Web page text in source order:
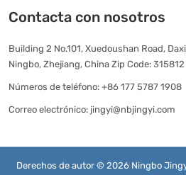
Contacta con nosotros
Building 2 No.101, Xuedoushan Road,
Ningbo, Zhejiang, China Zip Code: 315812
Números de teléfono: +86 177 5787 1908
Correo electrónico: jingyi@nbjingyi.com
Derechos de autor © 2026 Ningbo